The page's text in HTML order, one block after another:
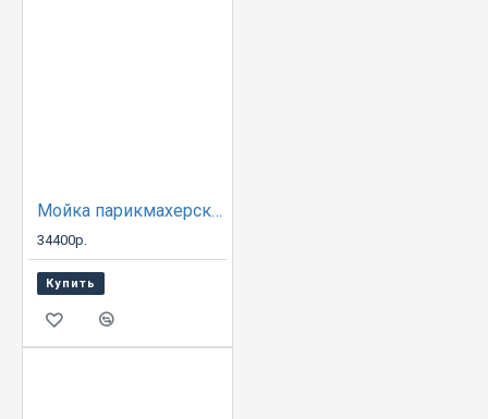
Мойка парикмахерская B01
34400р.
Купить